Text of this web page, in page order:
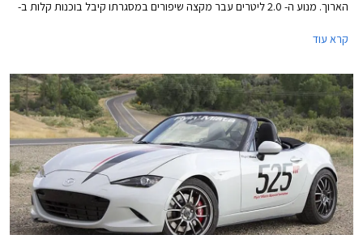
הארוך. מנוע ה- 2.0 ליטרים עבר מקצה שיפורים במסגרתו קיבל בוכנות קלות ב-
ומערכת פליטה עבה יותר.
קרא עוד